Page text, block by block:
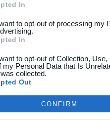
In
to opt-out of processing my
In
to opt-out of Collection,
my Personal Data that Is
collected.
Out
CONFIRM